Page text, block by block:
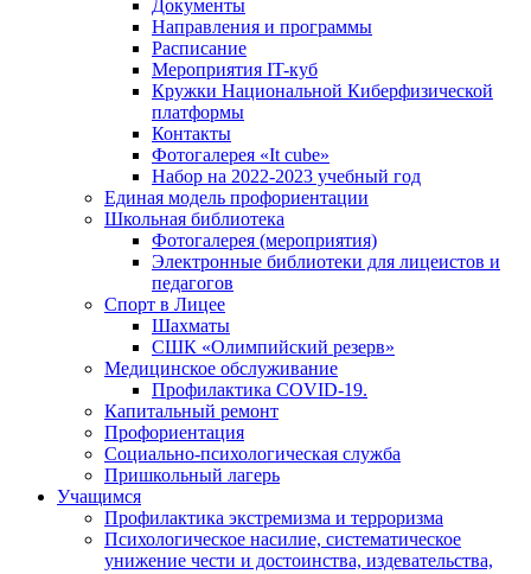
Документы
Направления и программы
Расписание
Мероприятия IT-куб
Кружки Национальной Киберфизической
платформы
Контакты
Фотогалерея «It cube»
Набор на 2022-2023 учебный год
Единая модель профориентации
Школьная библиотека
Фотогалерея (мероприятия)
Электронные библиотеки для лицеистов и
педагогов
Спорт в Лицее
Шахматы
СШК «Олимпийский резерв»
Медицинское обслуживание
Профилактика COVID-19.
Капитальный ремонт
Профориентация
Социально-психологическая служба
Пришкольный лагерь
Учащимся
Профилактика экстремизма и терроризма
Психологическое насилие, систематическое
унижение чести и достоинства, издевательства,